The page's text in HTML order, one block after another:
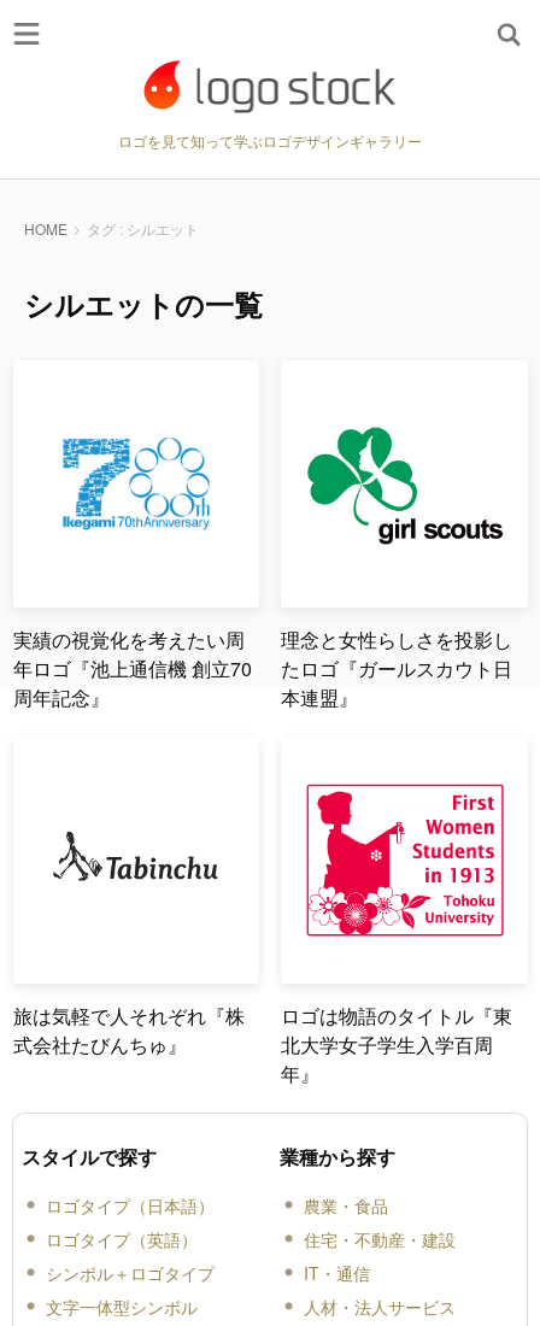
ロゴを見て知って学ぶロゴデザインギャラリー
HOME タグ : シルエット
シルエットの一覧
実績の視覚化を考えたい周
年ロゴ『池上通信機 創立70
周年記念』
理念と女性らしさを投影し
たロゴ『ガールスカウト日
本連盟』
旅は気軽で人それぞれ『株
式会社たびんちゅ』
ロゴは物語のタイトル『東
北大学女子学生入学百周
年』
スタイルで探す
ロゴタイプ（日本語）
ロゴタイプ（英語）
シンボル＋ロゴタイプ
文字一体型シンボル
業種から探す
農業・食品
住宅・不動産・建設
IT・通信
人材・法人サービス